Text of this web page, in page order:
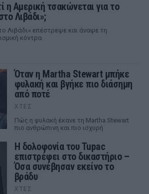
η Αμερική τσακώνεται για το
Λιβάδι»;
Λιβάδι» επέστρεψε και άναψε τη
κόντρα
Όταν η Martha Stewart μπήκε
φυλακή και βγήκε πιο διάσημη
από ποτέ
ΧΤΕΣ
Πώς η φυλακή έκανε τη Martha Stewart
πιο ανθρώπινη και πιο ισχυρή
Η δολοφονία του Tupac
επιστρέφει στο δικαστήριο –
Όσα συνέβησαν εκείνο το
βράδυ
ΧΤΕΣ